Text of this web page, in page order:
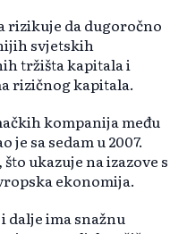
rizikuje da dugoročno
svjetskih
tržišta kapitala i
rizičnog kapitala.
kompanija među
sa sedam u 2007.
ukazuje na izazove s
ekonomija.
dalje ima snažnu